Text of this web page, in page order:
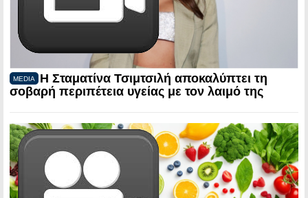
MEDIA
Η Σταματίνα Τσιμτσιλή αποκαλύπτει τη
σοβαρή περιπέτεια υγείας με τον λαιμό της